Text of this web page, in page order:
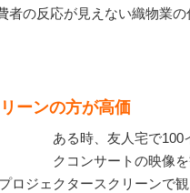
者の反応が見えない織物業
ーンの方が高価
ある時、友人宅で100
クコンサートの映像を
ロジェクタースクリーンで